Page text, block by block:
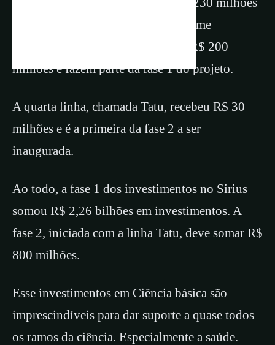
em investimentos. Três delas, de nome
Sapucaia, Quati e Sapê receberam R$ 200
milhões e fazem parte da fase 1 do projeto.
A quarta linha, chamada Tatu, recebeu R$ 30
milhões e é a primeira da fase 2 a ser
inaugurada.
Ao todo, a fase 1 dos investimentos no Sirius
somou R$ 2,26 bilhões em investimentos. A
fase 2, iniciada com a linha Tatu, deve somar R$
800 milhões.
Esse investimentos em Ciência básica são
imprescindíveis para dar suporte a quase todos
os ramos da ciência. Especialmente a saúde.